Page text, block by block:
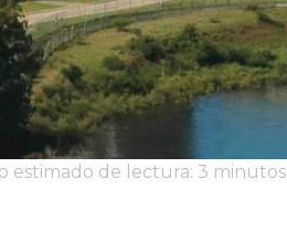
estimado de lectura: 3 minutos